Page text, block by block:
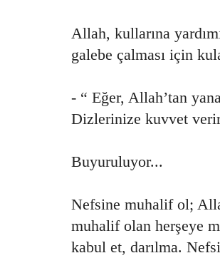
Allah, kullarına
galebe çalması için
- “ Eğer, Allah’tan
Dizlerinize kuvvet
Buyuruluyor...
Nefsine muhalif ol;
muhalif olan herşeye
kabul et, darılma.